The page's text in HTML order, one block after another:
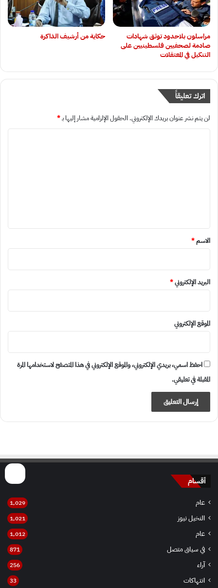
‏مراسلون بلاحدود توثق شهادات
صادمة لصحفيين فلسطينيين على
التنكيل في المعتقلات
حكاية من أرشيف الذاكرة
اترك تعليقاً
لن يتم نشر عنوان بريدك الإلكتروني. الحقول الإلزامية مشار إليها بـ*
*
الاسم*
البريد الإلكتروني*
الموقع الإلكتروني
احفظ اسمي، بريدي الإلكتروني، والموقع الإلكتروني في هذا المتصفح لاستخدامها المرة
المقبلة في تعليقي.
أقسام
عام 1٬029
النخيل نيوز 1٬021
عام 1٬012
في سياق متصل 871
آراء 256
انتهاكات 33